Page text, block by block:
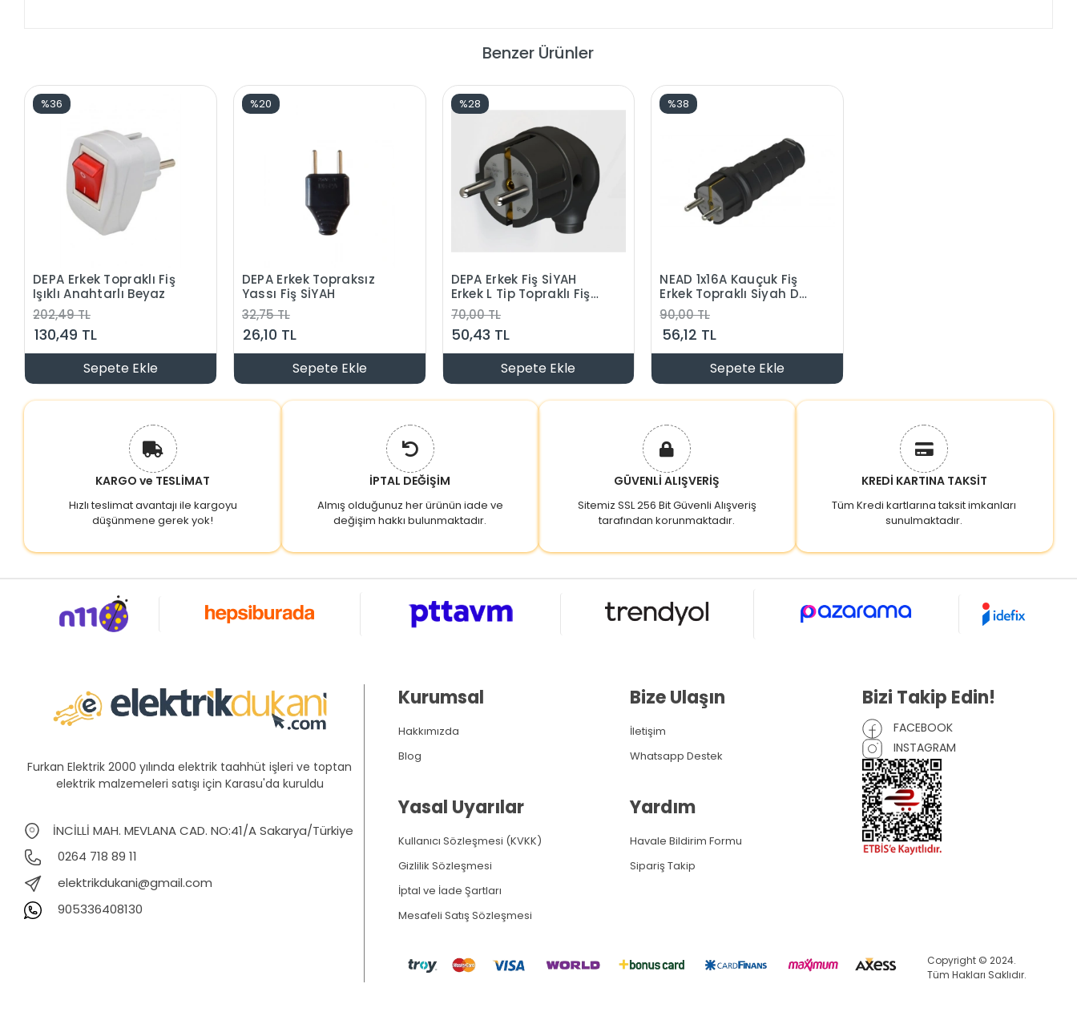
Benzer Ürünler
%36
DEPA Erkek Topraklı Fiş
Işıklı Anahtarlı Beyaz
202,49 TL
130,49 TL
Sepete Ekle
%20
DEPA Erkek Topraksız
Yassı Fiş SİYAH
32,75 TL
26,10 TL
Sepete Ekle
%28
DEPA Erkek Fiş SİYAH
Erkek L Tip Topraklı Fiş
Plastik 220 Volt
70,00 TL
50,43 TL
Sepete Ekle
%38
NEAD 1x16A Kauçuk Fiş
Erkek Topraklı Siyah Düz
Tip
90,00 TL
56,12 TL
Sepete Ekle
KARGO ve TESLİMAT
Hızlı teslimat avantajı ile kargoyu
düşünmene gerek yok!
İPTAL DEĞİŞİM
Almış olduğunuz her ürünün iade ve
değişim hakkı bulunmaktadır.
GÜVENLİ ALIŞVERİŞ
Sitemiz SSL 256 Bit Güvenli Alışveriş
tarafından korunmaktadır.
KREDİ KARTINA TAKSİT
Tüm Kredi kartlarına taksit imkanları
sunulmaktadır.
Furkan Elektrik 2000 yılında elektrik taahhüt işleri ve toptan
elektrik malzemeleri satışı için Karasu'da kuruldu
İNCİLLİ MAH. MEVLANA CAD. NO:41/A Sakarya/Türkiye
0264 718 89 11
elektrikdukani@gmail.com
905336408130
Kurumsal
Hakkımızda
Blog
Yasal Uyarılar
Kullanıcı Sözleşmesi (KVKK)
Gizlilik Sözleşmesi
İptal ve İade Şartları
Mesafeli Satış Sözleşmesi
Bize Ulaşın
İletişim
Whatsapp Destek
Yardım
Havale Bildirim Formu
Sipariş Takip
Bizi Takip Edin!
FACEBOOK
INSTAGRAM
Copyright © 2024.
Tüm Hakları Saklıdır.